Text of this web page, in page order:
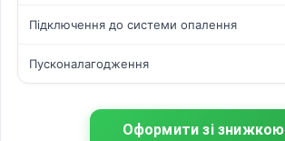
Підключення до системи опалення
Пусконалагодження
Оформити зі знижкою